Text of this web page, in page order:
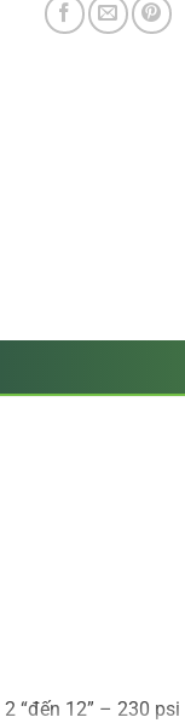
“đến 12” – 230 psi